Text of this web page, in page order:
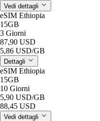
Vedi dettagli
eSIM Ethiopia
15GB
3 Giorni
87,90 USD
5,86 USD/GB
Dettagli
eSIM Ethiopia
15GB
10 Giorni
5,90 USD/GB
88,45 USD
Vedi dettagli